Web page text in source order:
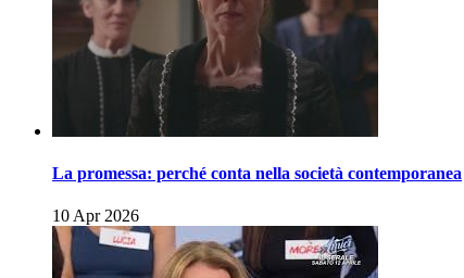
La promessa: perché conta nella società contemporanea
10 Apr 2026